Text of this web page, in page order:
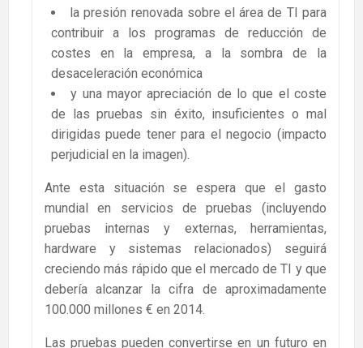
la presión renovada sobre el área de TI para
contribuir a los programas de reducción de
costes en la empresa, a la sombra de la
desaceleración económica
y una mayor apreciación de lo que el coste
de las pruebas sin éxito, insuficientes o mal
dirigidas puede tener para el negocio (impacto
perjudicial en la imagen).
Ante esta situación se espera que el gasto
mundial en servicios de pruebas (incluyendo
pruebas internas y externas, herramientas,
hardware y sistemas relacionados) seguirá
creciendo más rápido que el mercado de TI y que
debería alcanzar la cifra de aproximadamente
100.000 millones € en 2014.
Las pruebas pueden convertirse en un futuro en